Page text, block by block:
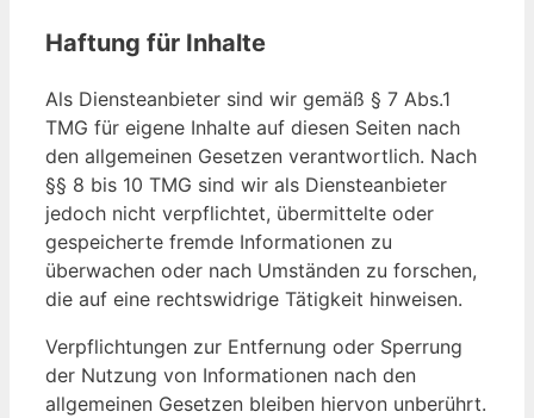
Haftung für Inhalte
Als Diensteanbieter sind wir gemäß § 7 Abs.1
TMG für eigene Inhalte auf diesen Seiten nach
den allgemeinen Gesetzen verantwortlich. Nach
§§ 8 bis 10 TMG sind wir als Diensteanbieter
jedoch nicht verpflichtet, übermittelte oder
gespeicherte fremde Informationen zu
überwachen oder nach Umständen zu forschen,
die auf eine rechtswidrige Tätigkeit hinweisen.
Verpflichtungen zur Entfernung oder Sperrung
der Nutzung von Informationen nach den
allgemeinen Gesetzen bleiben hiervon unberührt.